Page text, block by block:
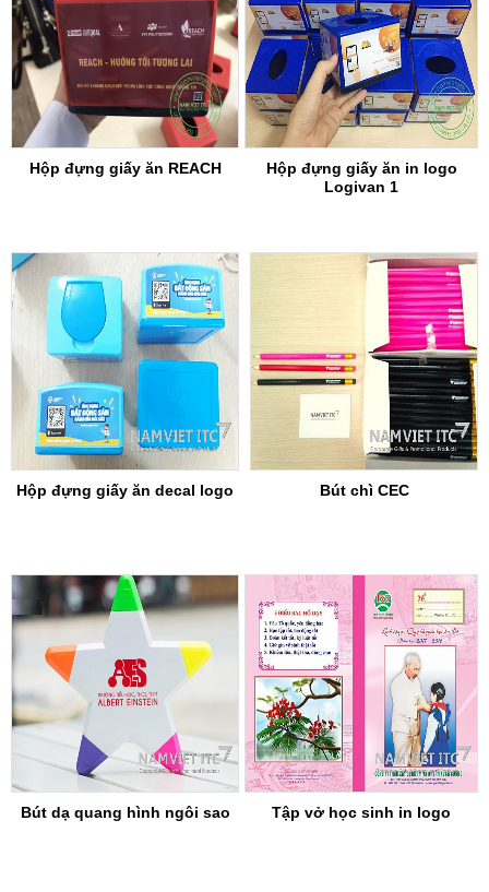
Hộp đựng giấy ăn REACH
Hộp đựng giấy ăn in logo
Logivan 1
Hộp đựng giấy ăn decal logo Bút chì CEC
Bút dạ quang hình ngôi sao Tập vở học sinh in logo